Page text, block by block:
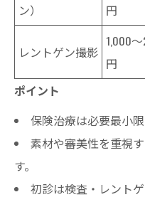
ン）
円
レントゲン撮影
1,000
円
ポイント
保険治療は必要最小限
素材や審美性を重視
す。
初診は検査・レント